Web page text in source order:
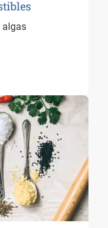
algas